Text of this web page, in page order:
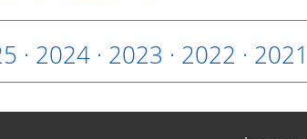
· 2024 · 2023 · 2022 · 2021